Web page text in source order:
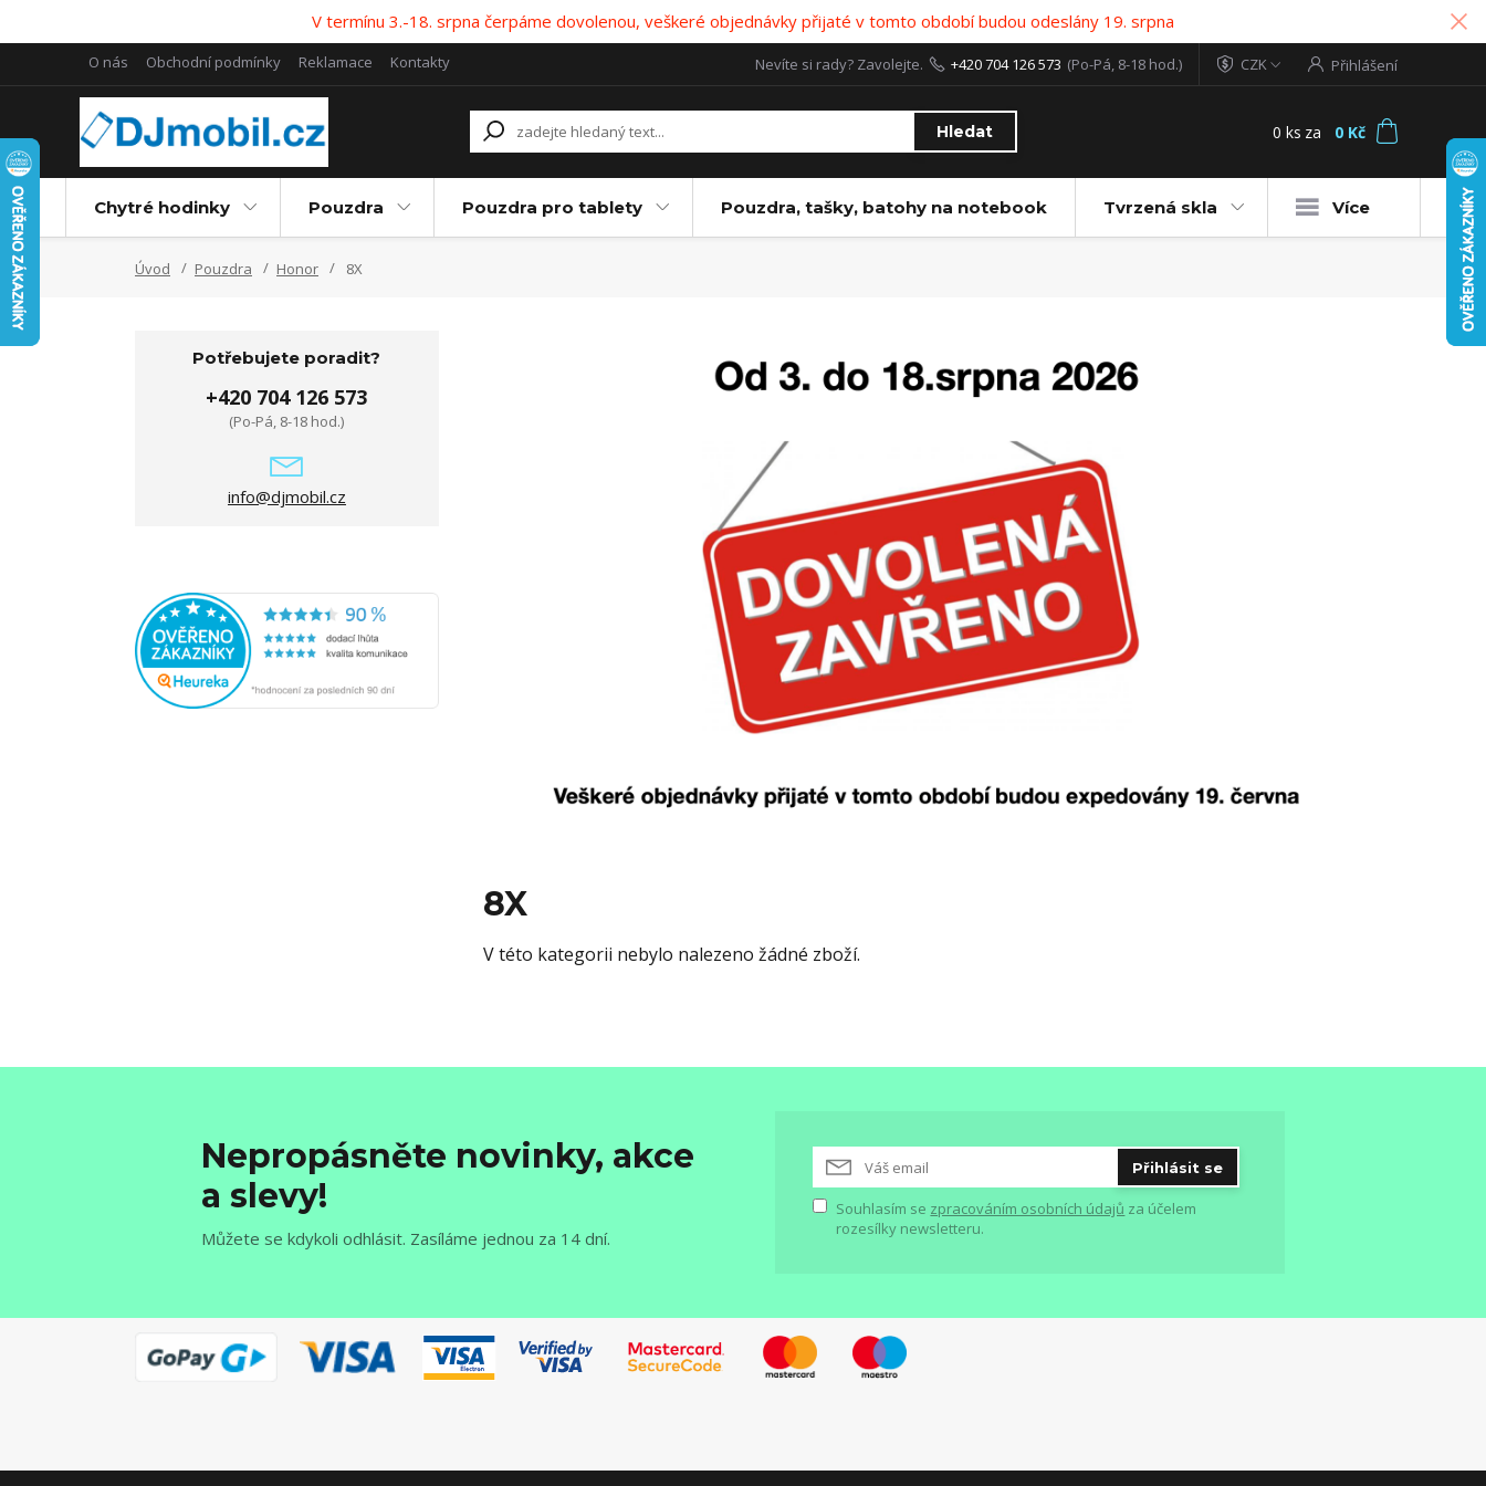
V termínu 3.-18. srpna čerpáme dovolenou, veškeré objednávky přijaté v tomto období budou odeslány 19. srpna
O nás Obchodní podmínky Reklamace Kontakty CZK Přihlášení
Hledat
Nevíte si rady? Zavolejte. +420 704 126 573 (Po-Pá, 8-18 hod.)
0 ks za 0 Kč
Chytré hodinky Pouzdra Pouzdra pro tablety Pouzdra, tašky, batohy na notebook Tvrzená skla Více
Úvod Pouzdra Honor 8X
8X
V této kategorii nebylo nalezeno žádné zboží.
Potřebujete poradit?
+420 704 126 573
(Po-Pá, 8-18 hod.)
info@djmobil.cz
Nepropásněte novinky, akce
a slevy!
Můžete se kdykoli odhlásit. Zasíláme jednou za 14 dní.
Přihlásit se
Souhlasím se zpracováním osobních údajů za účelem
rozesílky newsletteru.